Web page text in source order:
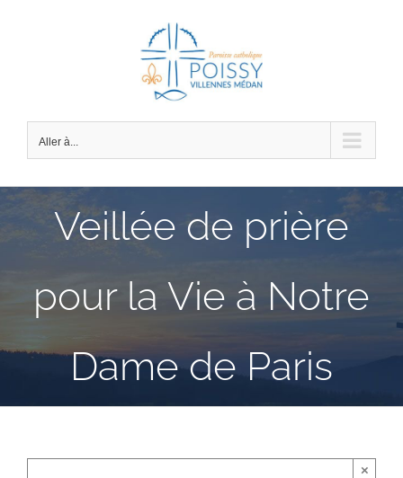
Aller à...
Veillée de prière
pour la Vie à Notre
Dame de Paris
×